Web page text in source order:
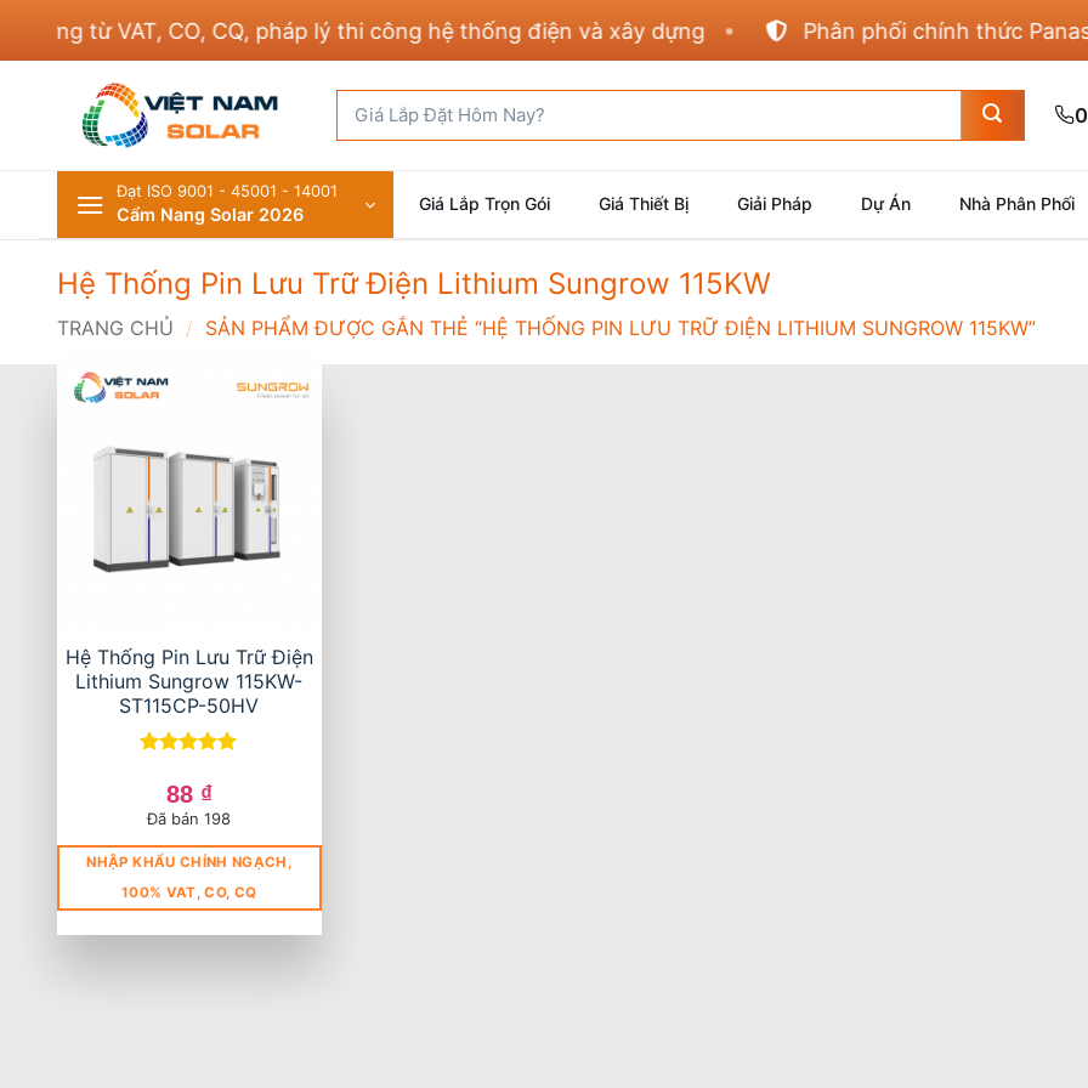
từ VAT, CO, CQ, pháp lý thi công hệ thống điện và xây dựng Phân phối chính thức
kiếm:
Đạt ISO 9001 - 45001 - 14001
Cẩm Nang Solar 2026 Giá Lắp Trọn Gói Giá Thiết Bị Giải Pháp Dự Án Nhà Phân Phối
Hệ Thống Pin Lưu Trữ Điện Lithium Sungrow 115KW
TRANG CHỦ / SẢN PHẨM ĐƯỢC GẮN THẺ “HỆ THỐNG PIN LƯU TRỮ ĐIỆN LITHIUM SUNGROW 115KW”
Hệ Thống Pin Lưu Trữ Điện
Lithium Sungrow 115KW-
ST115CP-50HV
hạng5 5
sao
88 ₫
Đã bán 198
NHẬP KHẨU CHÍNH NGẠCH,
100% VAT, CO, CQ